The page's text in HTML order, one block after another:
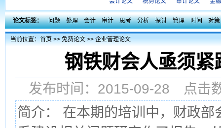
论文标签： 问题 处理 会计 审计 思考 分析 探讨 管理 时间 对策
当前位置：首页>>免费论文>>企业管理论文
钢铁财会人亟须
发布时间：2015-09-28 点
简介： 在本期的培训中，财政